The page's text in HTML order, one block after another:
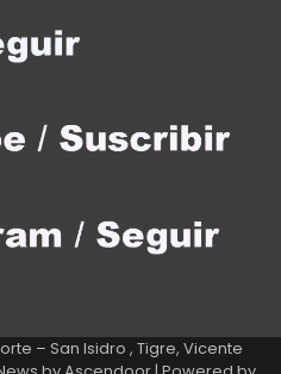
– San Isidro , Tigre, Vicente